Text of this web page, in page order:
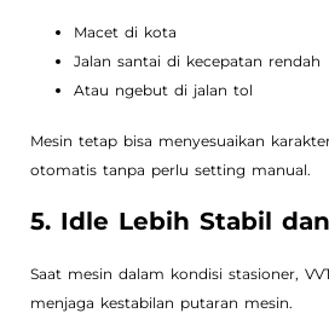
Macet di kota
Jalan santai di kecepatan rendah
Atau ngebut di jalan tol
Mesin tetap bisa menyesuaikan
otomatis tanpa perlu setting manual.
5. Idle Lebih Stabil
Saat mesin dalam kondisi stasioner,
menjaga kestabilan putaran mesin.